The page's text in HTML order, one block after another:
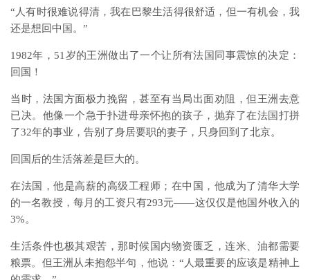
“人有时很难说得清，我在巴黎生活得很舒适，但一有机会，我
还是想回中国。”
1982年，51岁的王洲做出了一个让所有法国同事震惊的决定：
回国！
当时，法国方面极力挽留，甚至有当局出面劝阻，但王洲去意
已决。他像一个急于扑进母亲怀抱的孩子，抛弃了在法国打拼
了32年的事业，告别了身居要职的妻子，只身回到了北京。
回国后的生活落差是巨大的。
在法国，他是高薪的高级工程师；在中国，他成为了清华大学
的一名教授，每月的工资只有293元——这仅仅是他国外收入的
3%。
生活条件也极其艰苦，那时候国内物资匮乏，连米、油都需要
粮票。但王洲从未抱怨半句，他说：“人最重要的应该是精神上